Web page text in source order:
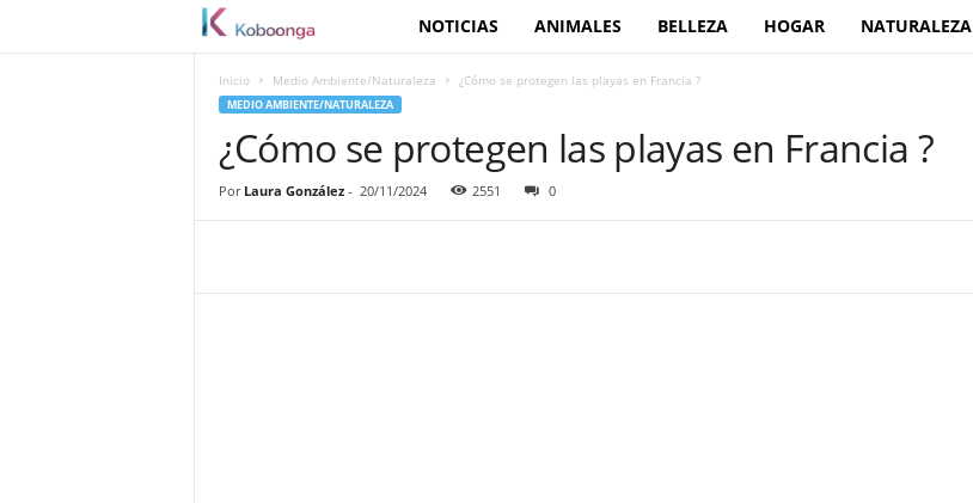
o
o
NOTICIAS ANIMALES BELLEZA HOGAR NATURALEZA
Inicio Medio Ambiente/Naturaleza ¿Cómo se protegen las playas en Francia ?
MEDIO AMBIENTE/NATURALEZA
¿Cómo se protegen las playas en Francia ?
Por Laura González- 20/11/2024 2551 0